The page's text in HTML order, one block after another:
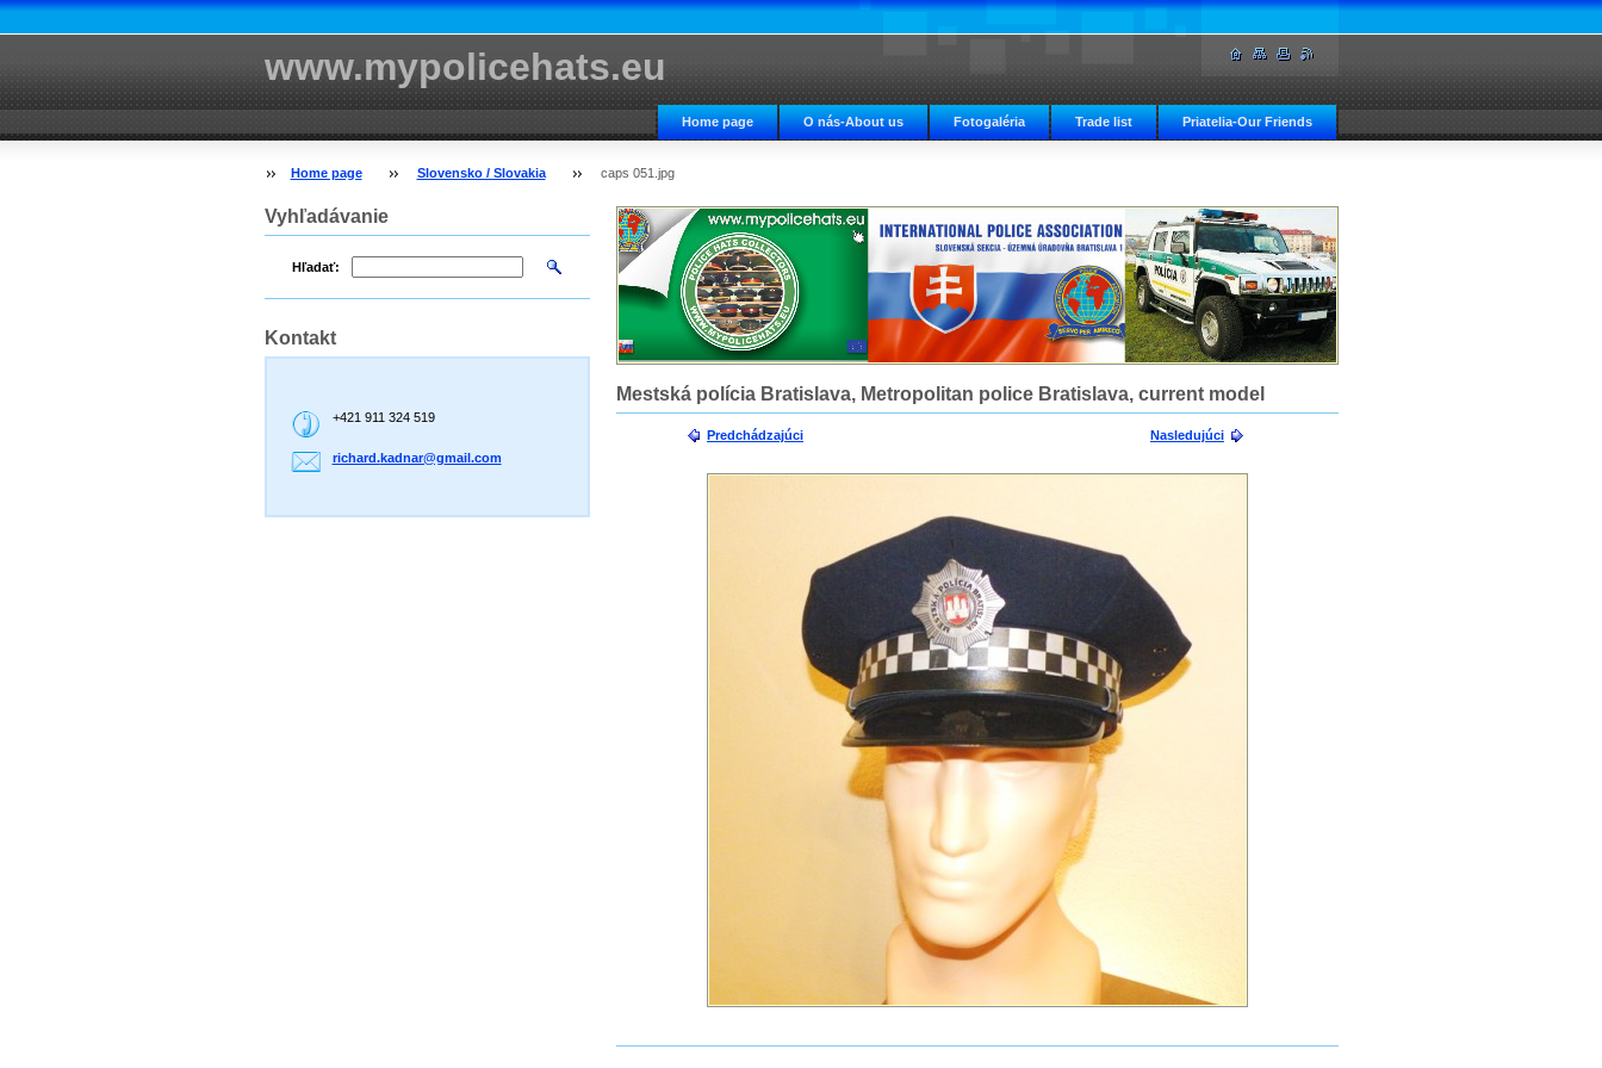
www.mypolicehats.eu
Home page O nás-About us Fotogaléria Trade list Priatelia-Our Friends
Home page Slovensko / Slovakia caps 051.jpg
Mestská polícia Bratislava, Metropolitan police Bratislava, current model
Predchádzajúci Nasledujúci
Vyhľadávanie
Hľadať:
Kontakt
+421 911 324 519
richard.kadnar@gmail.com